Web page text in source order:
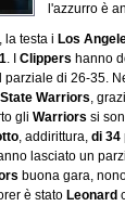
l'azzurro è
la testa i Los
. I Clippers hanno
di 26-35.
Warriors,
gli Warriors si
, addirittura, di 34
lasciato un
buona gara,
è stato Leonard